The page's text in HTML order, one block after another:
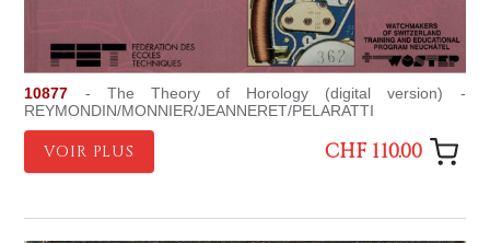
10877 - The Theory of Horology (digital version) -
REYMONDIN/MONNIER/JEANNERET/PELARATTI
VOIR PLUS CHF 110.00